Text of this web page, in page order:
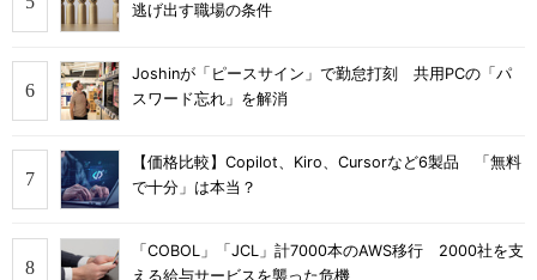
逃げ出す職場の条件
Joshinが「ピースサイン」で勤怠打刻 共用PCの「パ
スワード忘れ」を解消
【価格比較】Copilot、Kiro、Cursorなど6製品 「無料
で十分」は本当？
「COBOL」「JCL」計7000本のAWS移行 2000社を支
える給与サービスを襲った危機